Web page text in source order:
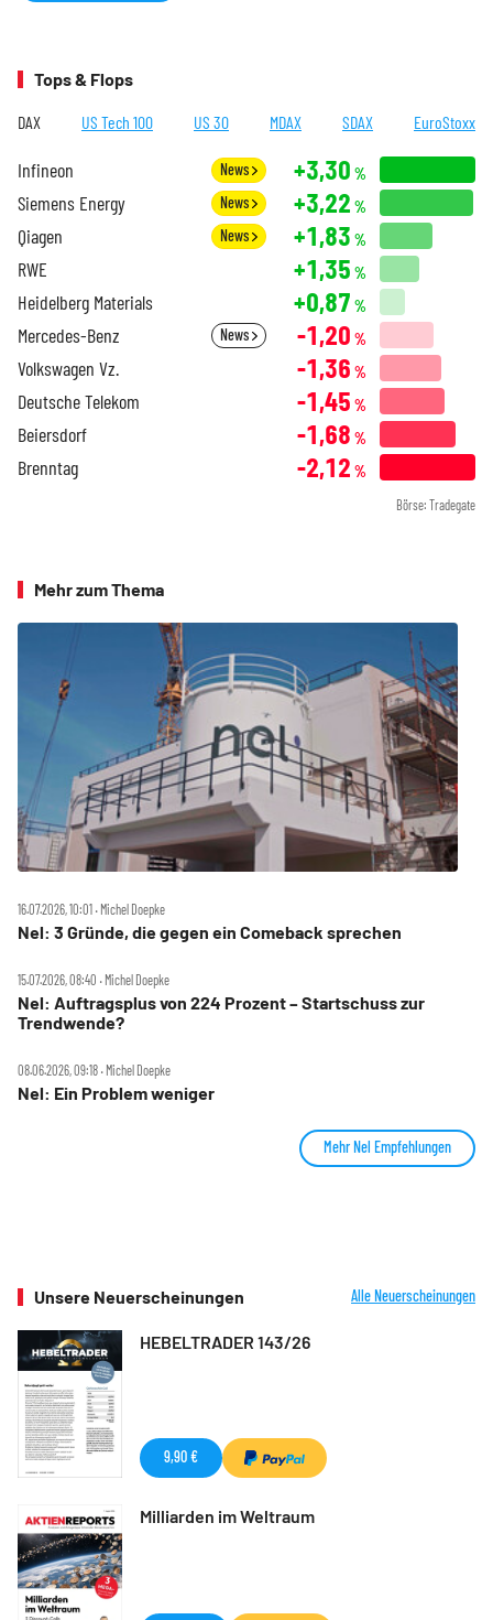
Tops & Flops
DAX US Tech 100 US 30 MDAX SDAX EuroStoxx
Infineon News +3,30 %
Siemens Energy News +3,22 %
Qiagen News +1,83 %
RWE +1,35 %
Heidelberg Materials +0,87 %
Mercedes-Benz News -1,20 %
Volkswagen Vz. -1,36 %
Deutsche Telekom -1,45 %
Beiersdorf -1,68 %
Brenntag -2,12 %
Börse: Tradegate
Mehr zum Thema
16.07.2026, 10:01 ‧ Michel Doepke
Nel: 3 Gründe, die gegen ein Comeback sprechen
15.07.2026, 08:40 ‧ Michel Doepke
Nel: Auftragsplus von 224 Prozent – Startschuss zur
Trendwende?
08.06.2026, 09:18 ‧ Michel Doepke
Nel: Ein Problem weniger
Mehr Nel Empfehlungen
Unsere Neuerscheinungen Alle Neuerscheinungen
HEBELTRADER 143/26
9,90 €
Milliarden im Weltraum